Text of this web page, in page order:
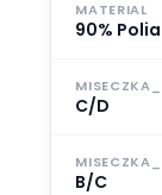
MATERIAL
90%
C/D
B/C